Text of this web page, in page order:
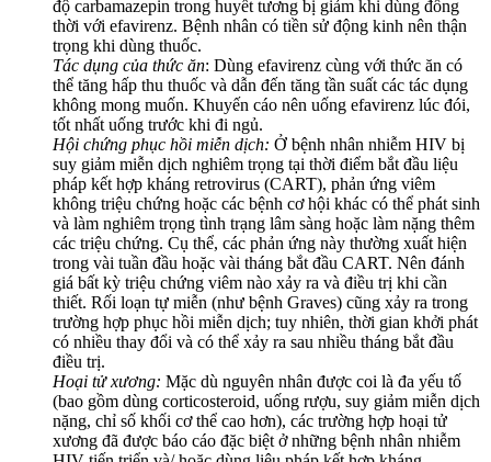
độ carbamazepin trong huyết tương bị giảm khi dùng đồng
thời với efavirenz. Bệnh nhân có tiền sử động kinh nên thận
trọng khi dùng thuốc.
Tác dụng của thức ăn: Dùng efavirenz cùng với thức ăn có
thể tăng hấp thu thuốc và dẫn đến tăng tần suất các tác dụng
không mong muốn. Khuyến cáo nên uống efavirenz lúc đói,
tốt nhất uống trước khi đi ngủ.
Hội chứng phục hồi miễn dịch: Ở bệnh nhân nhiễm HIV bị
suy giảm miễn dịch nghiêm trọng tại thời điểm bắt đầu liệu
pháp kết hợp kháng retrovirus (CART), phản ứng viêm
không triệu chứng hoặc các bệnh cơ hội khác có thể phát sinh
và làm nghiêm trọng tình trạng lâm sàng hoặc làm nặng thêm
các triệu chứng. Cụ thể, các phản ứng này thường xuất hiện
trong vài tuần đầu hoặc vài tháng bắt đầu CART. Nên đánh
giá bất kỳ triệu chứng viêm nào xảy ra và điều trị khi cần
thiết. Rối loạn tự miễn (như bệnh Graves) cũng xảy ra trong
trường hợp phục hồi miễn dịch; tuy nhiên, thời gian khởi phát
có nhiều thay đổi và có thể xảy ra sau nhiều tháng bắt đầu
điều trị.
Hoại tử xương: Mặc dù nguyên nhân được coi là đa yếu tố
(bao gồm dùng corticosteroid, uống rượu, suy giảm miễn dịch
nặng, chỉ số khối cơ thể cao hơn), các trường hợp hoại tử
xương đã được báo cáo đặc biệt ở những bệnh nhân nhiễm